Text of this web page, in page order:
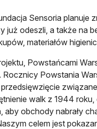
Sensoria planuje
już odeszli, a także na
materiałów
Powstańcami
Powstania
walk z 1944
obchody nabrały
celem jest